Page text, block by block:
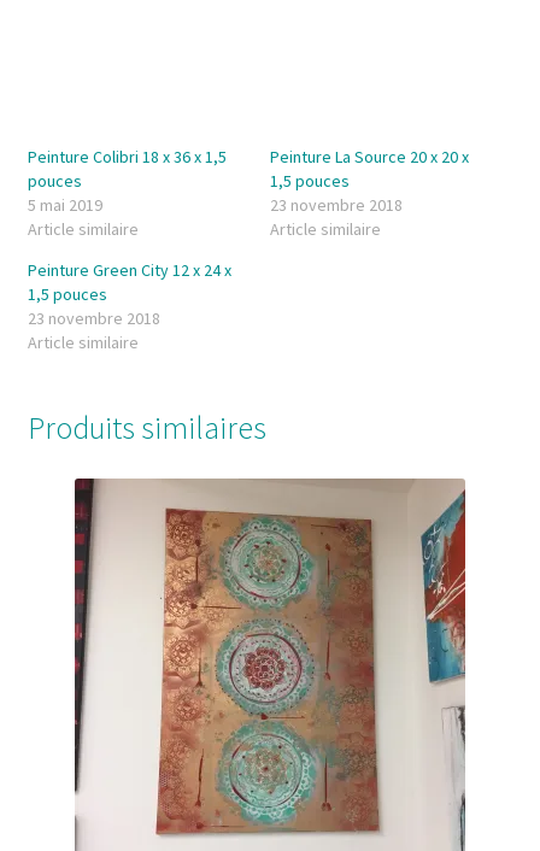
Peinture Colibri 18 x 36 x 1,5
pouces
5 mai 2019
Article similaire
Peinture La Source 20 x 20 x
1,5 pouces
23 novembre 2018
Article similaire
Peinture Green City 12 x 24 x
1,5 pouces
23 novembre 2018
Article similaire
Produits similaires